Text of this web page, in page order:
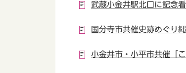
武蔵小金井駅北口に記念
国分寺市共催史跡めぐり
小金井市・小平市共催「